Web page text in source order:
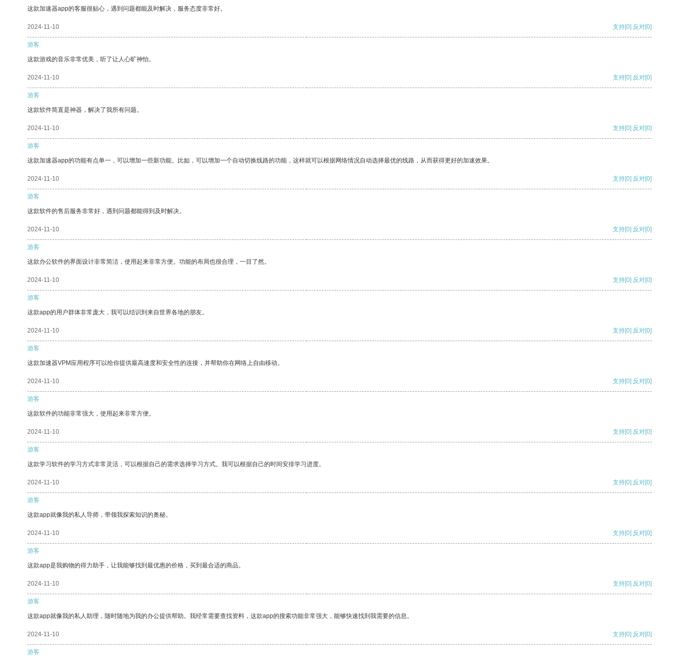
这款加速器app的客服很贴心，遇到问题都能及时解决，服务态度非常好。
2024-11-10 支持[0] 反对[0]
游客
这款游戏的音乐非常优美，听了让人心旷神怡。
2024-11-10 支持[0] 反对[0]
游客
这款软件简直是神器，解决了我所有问题。
2024-11-10 支持[0] 反对[0]
游客
这款加速器app的功能有点单一，可以增加一些新功能。比如，可以增加一个自动切换线路的功能，这样就可以根据网络情况自动选择最优的线路，从而获得更好的加速效果。
2024-11-10 支持[0] 反对[0]
游客
这款软件的售后服务非常好，遇到问题都能得到及时解决。
2024-11-10 支持[0] 反对[0]
游客
这款办公软件的界面设计非常简洁，使用起来非常方便。功能的布局也很合理，一目了然。
2024-11-10 支持[0] 反对[0]
游客
这款app的用户群体非常庞大，我可以结识到来自世界各地的朋友。
2024-11-10 支持[0] 反对[0]
游客
这款加速器VPM应用程序可以给你提供最高速度和安全性的连接，并帮助你在网络上自由移动。
2024-11-10 支持[0] 反对[0]
游客
这款软件的功能非常强大，使用起来非常方便。
2024-11-10 支持[0] 反对[0]
游客
这款学习软件的学习方式非常灵活，可以根据自己的需求选择学习方式。我可以根据自己的时间安排学习进度。
2024-11-10 支持[0] 反对[0]
游客
这款app就像我的私人导师，带领我探索知识的奥秘。
2024-11-10 支持[0] 反对[0]
游客
这款app是我购物的得力助手，让我能够找到最优惠的价格，买到最合适的商品。
2024-11-10 支持[0] 反对[0]
游客
这款app就像我的私人助理，随时随地为我的办公提供帮助。我经常需要查找资料，这款app的搜索功能非常强大，能够快速找到我需要的信息。
2024-11-10 支持[0] 反对[0]
游客